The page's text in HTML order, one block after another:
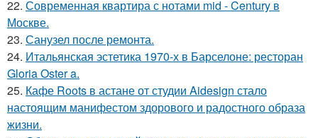
22. Современная квартира с нотами mid - Century в
Москве.
23. Санузел после ремонта.
24. Итальянская эстетика 1970-х в Барселоне: ресторан
Gloria Oster a.
25. Кафе Roots в астане от студии Aidesign стало
настоящим манифестом здорового и радостного образа
жизни.